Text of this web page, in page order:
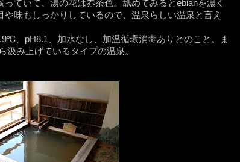
ていて、湯の花は赤茶色。舐めてみるとebianを濃く
味もしっかりしているので、温泉らしい温泉と言え
、pH8.1、加水なし、加温循環消毒ありとのこと。ま
汲み上げているタイプの温泉。